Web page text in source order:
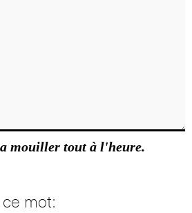
mouiller tout à l'heure.
mot: